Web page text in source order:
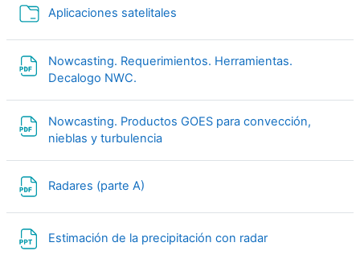
Aplicaciones satelitales
Nowcasting. Requerimientos. Herramientas.
Decalogo NWC.
Nowcasting. Productos GOES para convección,
nieblas y turbulencia
Radares (parte A)
Estimación de la precipitación con radar